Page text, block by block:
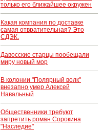
только его ближайшее окружен
Какая компания по доставке
самая отвратительная? Это
СДЭК.
Давосские старцы пообещали
миру новый мор
В колонии "Полярный волк"
внезапно умер Алексей
Навальный
Общественники требуют
запретить роман Сорокина
"Наследие"